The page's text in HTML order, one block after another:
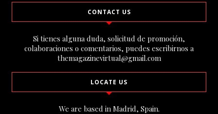
CONTACT US
Si tienes alguna duda, solicitud de promoción,
colaboraciones o comentarios, puedes escribirnos a
themagazinevirtual@gmail.com
LOCATE US
We are based in Madrid, Spain.